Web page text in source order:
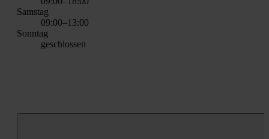
Sams­tag
09:00–13:00
Sonn­tag
geschlos­sen